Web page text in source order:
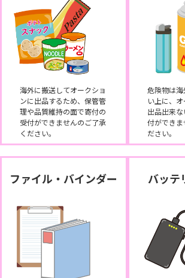
海外に搬送してオークショ
ンに出品するため、保管管
理や品質維持の面で寄付の
受付ができませんのご了承
ください。
危険物は
い上に、
出品出来
付ができま
ださい。
ファイル・バインダー バッテ